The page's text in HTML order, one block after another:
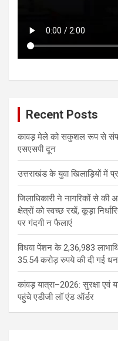
Recent Posts
कावड़ मेले को सकुशल रूप से
एसएसपी दून
उत्तराखंड के युवा खिलाड़ियों में
जिलाधिकारी ने नागरिकों से
क्षेत्रों को स्वच्छ रखें, कूड़ा
पर गंदगी न फैलाएं
विधवा पेंशन के 2,36,983
35.54 करोड़ रुपये की दी गई
कांवड़ यात्रा–2026: सुरक्षा एवं
पहुंचे एडीजी लॉ एंड ऑर्डर